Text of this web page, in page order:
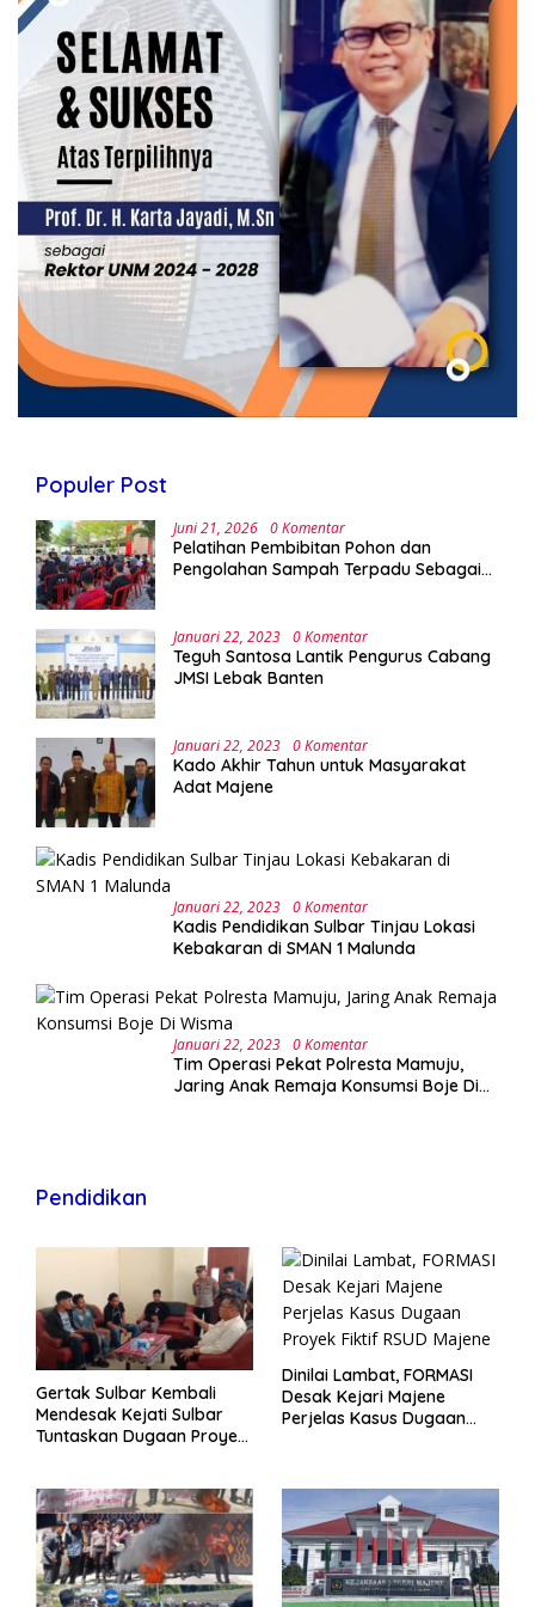
Populer Post
Juni 21, 2026 0 Komentar
Pelatihan Pembibitan Pohon dan
Pengolahan Sampah Terpadu Sebagai
Januari 22, 2023 0 Komentar
Teguh Santosa Lantik Pengurus Cabang
JMSI Lebak Banten
Januari 22, 2023 0 Komentar
Kado Akhir Tahun untuk Masyarakat
Adat Majene
Januari 22, 2023 0 Komentar
Kadis Pendidikan Sulbar Tinjau Lokasi
Kebakaran di SMAN 1 Malunda
Januari 22, 2023 0 Komentar
Tim Operasi Pekat Polresta Mamuju,
Jaring Anak Remaja Konsumsi Boje Di
Pendidikan
Gertak Sulbar Kembali
Mendesak Kejati Sulbar
Tuntaskan Dugaan Proyek
Dinilai Lambat, FORMASI
Desak Kejari Majene
Perjelas Kasus Dugaan